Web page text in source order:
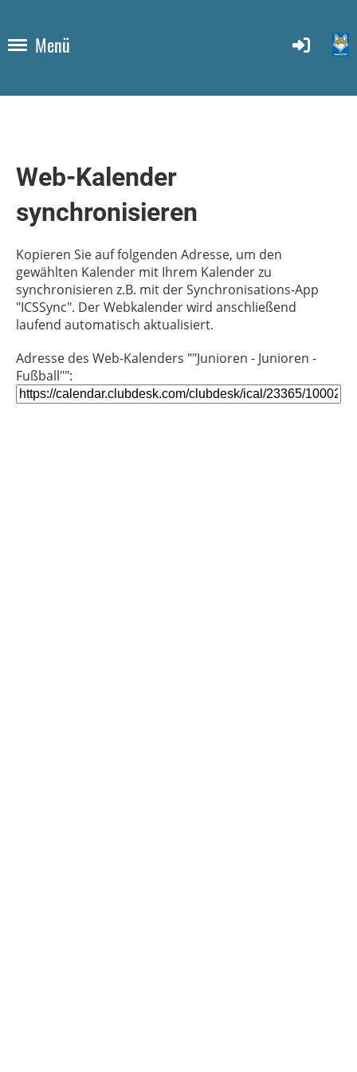
Menü
Web-Kalender
synchronisieren
Kopieren Sie auf folgenden Adresse, um den
gewählten Kalender mit Ihrem Kalender zu
synchronisieren z.B. mit der Synchronisations-App
"ICSSync". Der Webkalender wird anschließend
laufend automatisch aktualisiert.
Adresse des Web-Kalenders ""Junioren - Junioren -
Fußball"":